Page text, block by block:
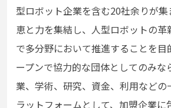
型ロボット企業を含む20社余りが
恵と⼒を集結し、⼈型ロボットの⾰
で多分野において推進することを⽬
ープンで協⼒的な団体としてのみな
業、学術、研究、資⾦、利⽤など
ラットフォームとして、加盟企業に